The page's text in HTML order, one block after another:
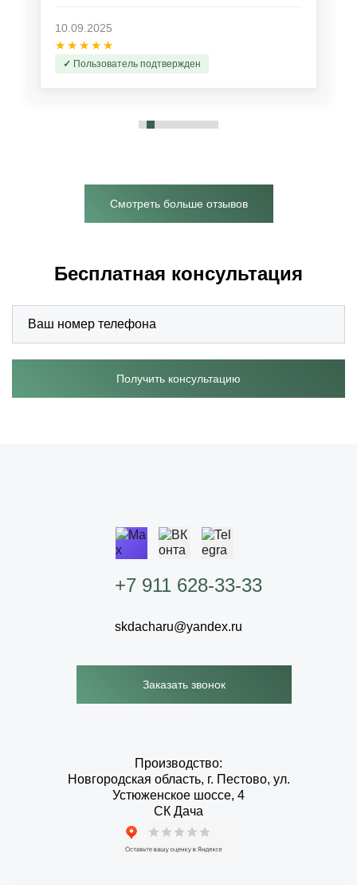
10.09.2025
★★★★★
Пользователь подтвержден
Смотреть больше отзывов
Бесплатная консультация
Получить консультацию
+7 911 628-33-33
skdacharu@yandex.ru
Заказать звонок
Производство:
Новгородская область, г. Пестово, ул.
Устюженское шоссе, 4
СК Дача